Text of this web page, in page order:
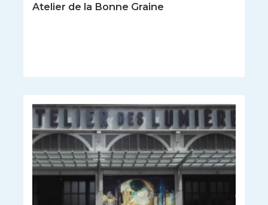
Atelier de la Bonne Graine